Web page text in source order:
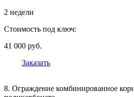
2 недели
Стоимость под ключ:
41 000 руб.
Заказать
8. Ограждение комбинированное